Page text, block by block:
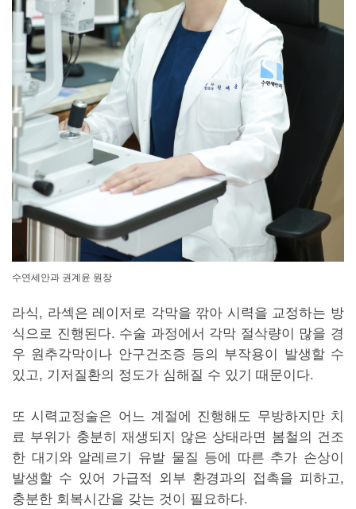
수연세안과 권계윤 원장
라식, 라섹은 레이저로 각막을 깎아 시력을 교정하는 방
식으로 진행된다. 수술 과정에서 각막 절삭량이 많을 경
우 원추각막이나 안구건조증 등의 부작용이 발생할 수
있고, 기저질환의 정도가 심해질 수 있기 때문이다.
또 시력교정술은 어느 계절에 진행해도 무방하지만 치
료 부위가 충분히 재생되지 않은 상태라면 봄철의 건조
한 대기와 알레르기 유발 물질 등에 따른 추가 손상이
발생할 수 있어 가급적 외부 환경과의 접촉을 피하고,
충분한 회복시간을 갖는 것이 필요하다.